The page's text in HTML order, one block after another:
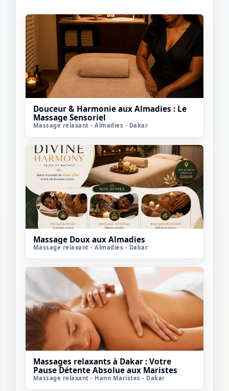
Massage relaxant - Almadies - Dakar
Douceur & Harmonie aux Almadies : Le
Massage Sensoriel
Massage relaxant - Almadies - Dakar
Massage Doux aux Almadies
Massage relaxant - Hann Maristes - Dakar
Massages relaxants à Dakar : Votre
Pause Détente Absolue aux Maristes